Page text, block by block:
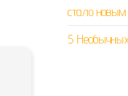
стало
5